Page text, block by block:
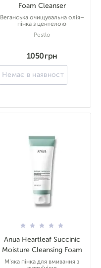
Foam Cleanser
Веганська очищувальна олія–
пінка з центелою
Pestlo
1050 грн
Немає в наявності
Anua Heartleaf Succinic
Moisture Cleansing Foam
М'яка пінка для вмивання з